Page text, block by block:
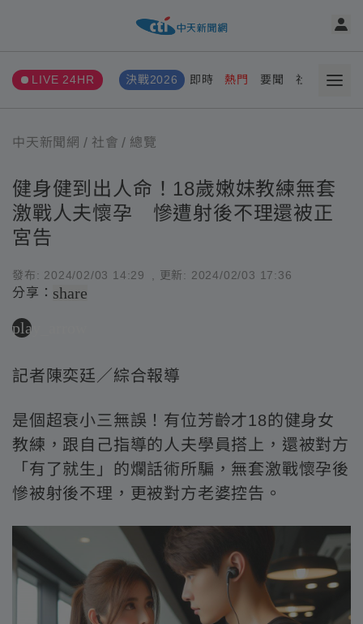
LIVE 24HR 決戰2026 即時 熱門 要聞 社會 娛樂
中天新聞網 社會 總覽
健身健到出人命！18歲嫩妹教練無套
激戰人夫懷孕 慘遭射後不理還被正
宮告
發布: 2024/02/03 14:29 , 更新: 2024/02/03 17:36
分享： share
play_arrow
記者陳奕廷／綜合報導
是個超衰小三無誤！有位芳齡才18的健身女
教練，跟自己指導的人夫學員搭上，還被對方
「有了就生」的爛話術所騙，無套激戰懷孕後
慘被射後不理，更被對方老婆控告。